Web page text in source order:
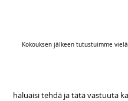
Kokouksen jälkeen tutustuimme
haluaisi tehdä ja tätä vastuuta